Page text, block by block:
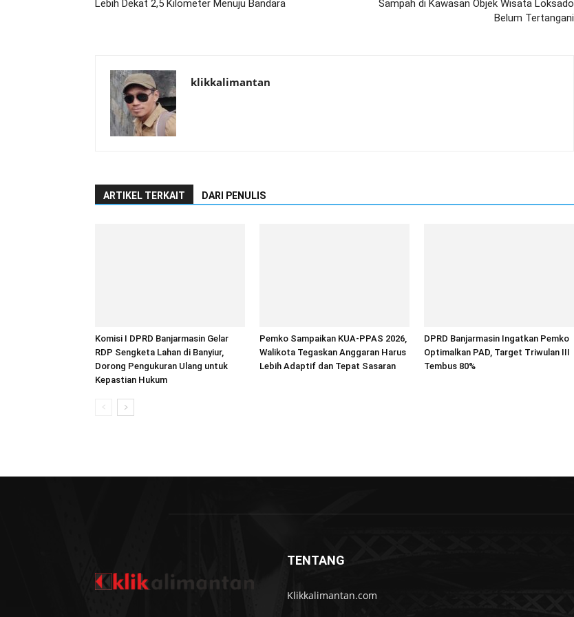
Lebih Dekat 2,5 Kilometer Menuju Bandara
Sampah di Kawasan Objek Wisata Loksado
Belum Tertangani
klikkalimantan
ARTIKEL TERKAIT DARI PENULIS
Komisi I DPRD Banjarmasin Gelar
RDP Sengketa Lahan di Banyiur,
Dorong Pengukuran Ulang untuk
Kepastian Hukum
Pemko Sampaikan KUA-PPAS 2026,
Walikota Tegaskan Anggaran Harus
Lebih Adaptif dan Tepat Sasaran
DPRD Banjarmasin Ingatkan Pemko
Optimalkan PAD, Target Triwulan III
Tembus 80%
TENTANG
Klikkalimantan.com